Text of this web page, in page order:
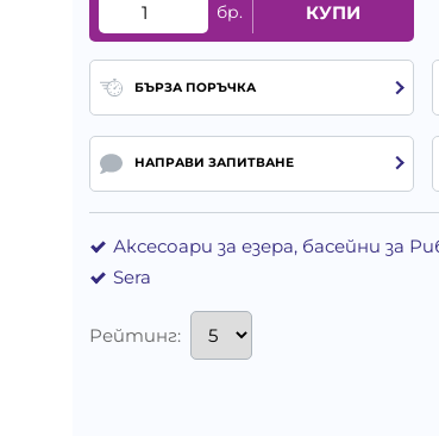
бр. КУПИ
БЪРЗА ПОРЪЧКА
НАПРАВИ ЗАПИТВАНЕ
Аксесоари за езера, басейни за
Sera
Рейтинг: